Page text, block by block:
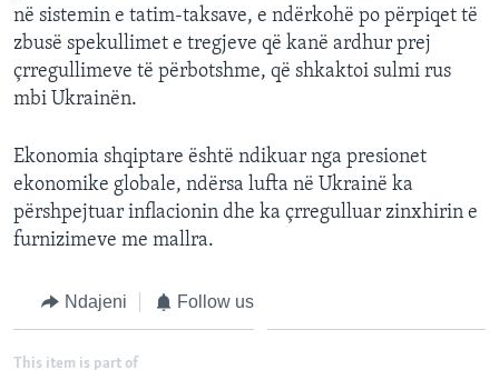
në sistemin e tatim-taksave, e ndërkohë po përpiqet të
zbusë spekullimet e tregjeve që kanë ardhur prej
çrregullimeve të përbotshme, që shkaktoi sulmi rus
mbi Ukrainën.
Ekonomia shqiptare është ndikuar nga presionet
ekonomike globale, ndërsa lufta në Ukrainë ka
përshpejtuar inflacionin dhe ka çrregulluar zinxhirin e
furnizimeve me mallra.
Ndajeni Follow us
This item is part of